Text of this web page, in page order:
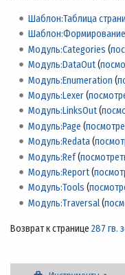
Шаблон:Таблица
Шаблон:Формирование
Модуль:Categories (
Модуль:DataOut(
Модуль:Enumeration (
Модуль:Lexer(
Модуль:LinksOut(
Модуль:Page (
Модуль:Redata(
Модуль:Ref(
Модуль:Report(
Модуль:Tools (
Модуль:Traversal(
Возврат к странице 287 гв.